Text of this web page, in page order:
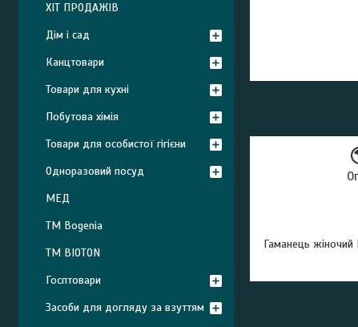
Гаманець
ХІТ ПРОДАЖІВ
Дім і сад
Канцтовари
Товари для кухні
Побутова хімія
Товари для особистої гігієни
Одноразовий посуд
МЕД
ТМ Bogenia
ТМ BIOTON
Госптовари
Засоби для догляду за взуттям